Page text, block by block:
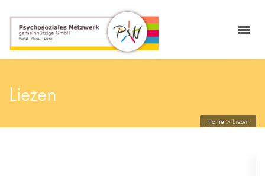
Liezen
Home > Liezen